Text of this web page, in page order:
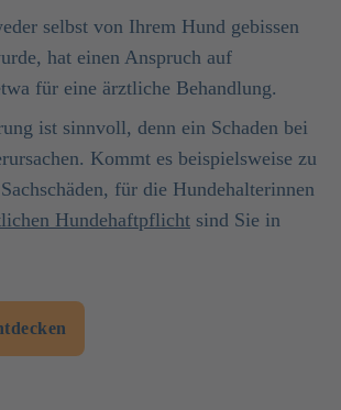
selbst von Ihrem Hund gebissen
hat einen Anspruch auf
für eine ärztliche Behandlung.
ist sinnvoll, denn ein Schaden bei
Kommt es beispielsweise zu
für die Hundehalterinnen
Hundehaftpflicht sind Sie in